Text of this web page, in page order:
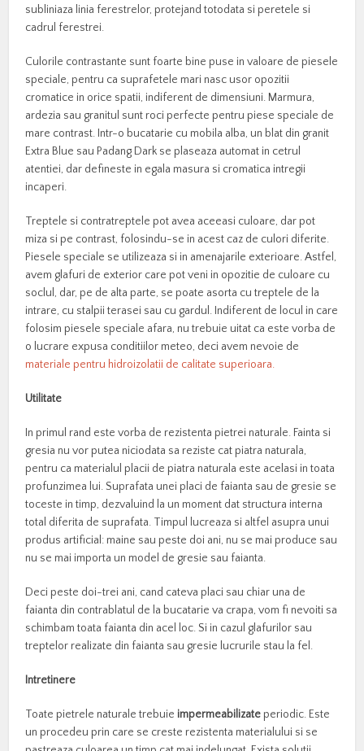
subliniaza linia ferestrelor, protejand totodata si peretele si
cadrul ferestrei.
Culorile contrastante sunt foarte bine puse in valoare de piesele
speciale, pentru ca suprafetele mari nasc usor opozitii
cromatice in orice spatii, indiferent de dimensiuni. Marmura,
ardezia sau granitul sunt roci perfecte pentru piese speciale de
mare contrast. Intr-o bucatarie cu mobila alba, un blat din granit
Extra Blue sau Padang Dark se plaseaza automat in cetrul
atentiei, dar defineste in egala masura si cromatica intregii
incaperi.
Treptele si contratreptele pot avea aceeasi culoare, dar pot
miza si pe contrast, folosindu-se in acest caz de culori diferite.
Piesele speciale se utilizeaza si in amenajarile exterioare. Astfel,
avem glafuri de exterior care pot veni in opozitie de culoare cu
soclul, dar, pe de alta parte, se poate asorta cu treptele de la
intrare, cu stalpii terasei sau cu gardul. Indiferent de locul in care
folosim piesele speciale afara, nu trebuie uitat ca este vorba de
o lucrare expusa conditiilor meteo, deci avem nevoie de
materiale pentru hidroizolatii de calitate superioara.
Utilitate
In primul rand este vorba de rezistenta pietrei naturale. Fainta si
gresia nu vor putea niciodata sa reziste cat piatra naturala,
pentru ca materialul placii de piatra naturala este acelasi in toata
profunzimea lui. Suprafata unei placi de faianta sau de gresie se
toceste in timp, dezvaluind la un moment dat structura interna
total diferita de suprafata. Timpul lucreaza si altfel asupra unui
produs artificial: maine sau peste doi ani, nu se mai produce sau
nu se mai importa un model de gresie sau faianta.
Deci peste doi-trei ani, cand cateva placi sau chiar una de
faianta din contrablatul de la bucatarie va crapa, vom fi nevoiti sa
schimbam toata faianta din acel loc. Si in cazul glafurilor sau
treptelor realizate din faianta sau gresie lucrurile stau la fel.
Intretinere
Toate pietrele naturale trebuie impermeabilizate periodic. Este
un procedeu prin care se creste rezistenta materialului si se